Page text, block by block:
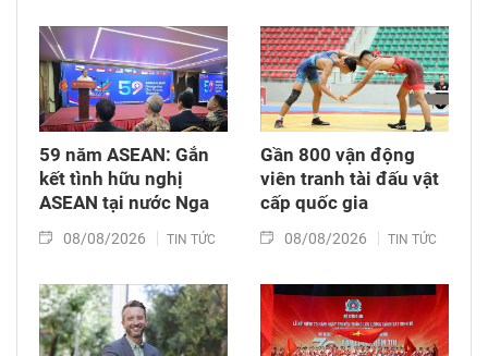
59 năm ASEAN: Gắn
kết tình hữu nghị
ASEAN tại nước Nga
08/08/2026 TIN TỨC
Gần 800 vận động
viên tranh tài đấu vật
cấp quốc gia
08/08/2026 TIN TỨC